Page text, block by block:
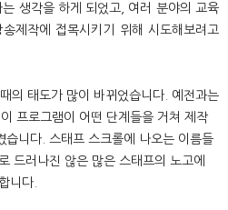
생각을 하게 되었고, 여러 분야의 교육
제작에 접목시키기 위해 시도해보려고
의 태도가 많이 바뀌었습니다. 예전과는
프로그램이 어떤 단계들을 거쳐 제작
습니다. 스태프 스크롤에 나오는 이름들
드러나진 않은 많은 스태프의 노고에
니다.